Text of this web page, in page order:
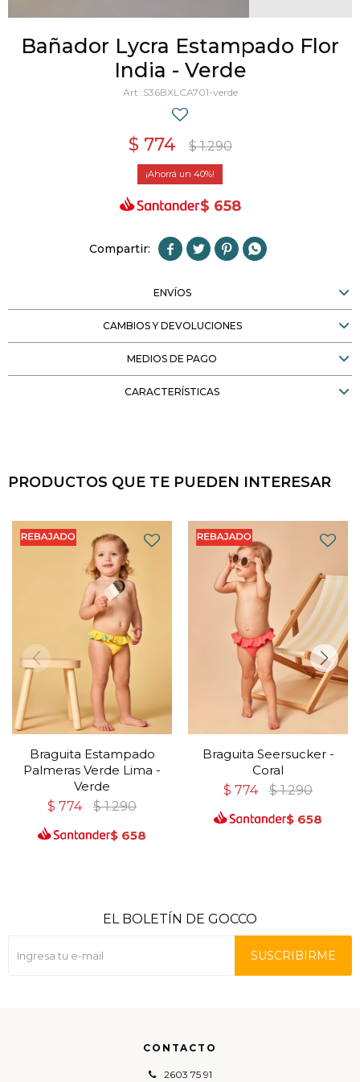
Bañador Lycra Estampado Flor
India - Verde
S36BXLCA701-verde
$ 774 $ 1.290
40
$ 658
   
ENVÍOS
CAMBIOS Y DEVOLUCIONES
MEDIOS DE PAGO
CARACTERÍSTICAS
PRODUCTOS QUE TE PUEDEN INTERESAR
Braguita Estampado
Palmeras Verde Lima -
Verde
$ 774 $ 1.290
$ 658
Braguita Seersucker -
Coral
$ 774 $ 1.290
$ 658
CONTACTO
2603 75 91
EL BOLETÍN DE GOCCO
SUSCRIBIRME